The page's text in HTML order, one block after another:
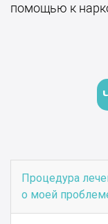
помощью к
Процедура
о моей